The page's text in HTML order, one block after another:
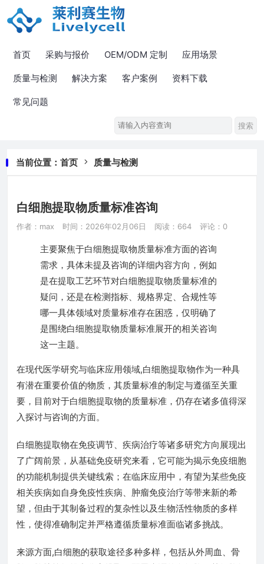
首页 采购与报价 OEM/ODM 定制 应用场景
质量与检测 解决方案 客户案例 资料下载
常见问题
当前位置： 首页 质量与检测
白细胞提取物质量标准咨询
作者：max 时间：2026年02月06日 阅读：664 评论：0
主要聚焦于白细胞提取物质量标准方面的咨询
需求，具体未提及咨询的详细内容方向，例如
是在提取工艺环节对白细胞提取物质量标准的
疑问，还是在检测指标、规格界定、合规性等
哪一具体领域对质量标准存在困惑，仅明确了
是围绕白细胞提取物质量标准展开的相关咨询
这一主题。
在现代医学研究与临床应用领域,白细胞提取物作为一种具
有潜在重要价值的物质，其质量标准的制定与遵循至关重
要，目前对于白细胞提取物的质量标准，仍存在诸多值得深
入探讨与咨询的方面。
白细胞提取物在免疫调节、疾病治疗等诸多研究方向展现出
了广阔前景，从基础免疫研究来看，它可能为揭示免疫细胞
的功能机制提供关键线索；在临床应用中，有望为某些免疫
相关疾病如自身免疫性疾病、肿瘤免疫治疗等带来新的希
望，但由于其制备过程的复杂性以及生物活性物质的多样
性，使得准确制定并严格遵循质量标准面临诸多挑战。
来源方面,白细胞的获取途径多种多样，包括从外周血、骨